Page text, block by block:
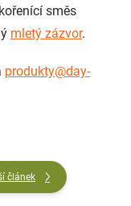
směs
mletý zázvor.
produkty@day-
článek